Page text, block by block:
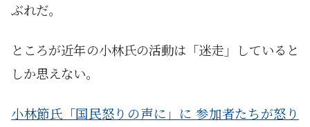
ぶれだ。
ところが近年の小林氏の活動は「迷走」していると
しか思えない。
小林節氏「国民怒りの声に」に 参加者たちが怒り